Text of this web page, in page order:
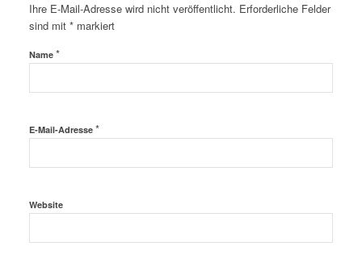
Ihre E-Mail-Adresse wird nicht veröffentlicht. Erforderliche Felder
sind mit *markiert
Name *
E-Mail-Adresse *
Website